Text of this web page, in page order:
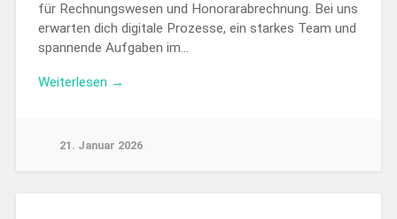
für Rechnungswesen und Honorarabrechnung. Bei uns
erwarten dich digitale Prozesse, ein starkes Team und
spannende Aufgaben im…
Weiterlesen →
21. Januar 2026